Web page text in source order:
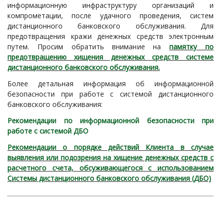
информационную инфраструктуру организаций и
компрометации, после удачного проведения, систем
дистанционного банковского обслуживания. Для
предотвращения кражи денежных средств электронным
путем. Просим обратить внимание напамятку по
предотвращению хищения денежных средств системе
дистанционного банковского обслуживания.
Более детальная информация об информационной
безопасности при работе с системой дистанционного
банковского обслуживания:
Рекомендации по информационной безопасности при
работе с системой ДБО
Рекомендации о порядке действий Клиента в случае
выявления или подозрения на хищение денежных средств с
расчетного счета, обсуживающегося с использованием
Системы дистанционного банковского обслуживания (ДБО)